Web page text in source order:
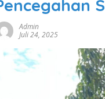
Admin
Juli 24, 2025